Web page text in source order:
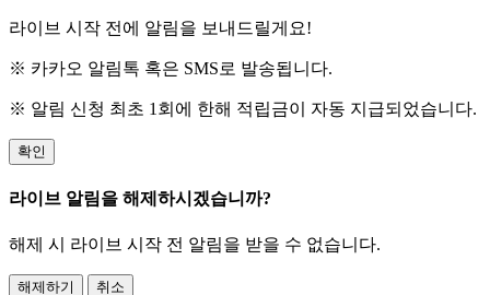
라이브 시작 전에 알림을 보내드릴게요!
※ 카카오 알림톡 혹은 SMS로 발송됩니다.
※ 알림 신청 최초 1회에 한해 적립금이 자동 지급되었습니다.
확인
라이브 알림을 해제하시겠습니까?
해제 시 라이브 시작 전 알림을 받을 수 없습니다.
해제하기 취소